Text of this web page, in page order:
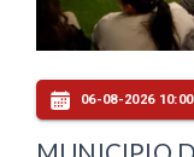
06-08-2026 10:00